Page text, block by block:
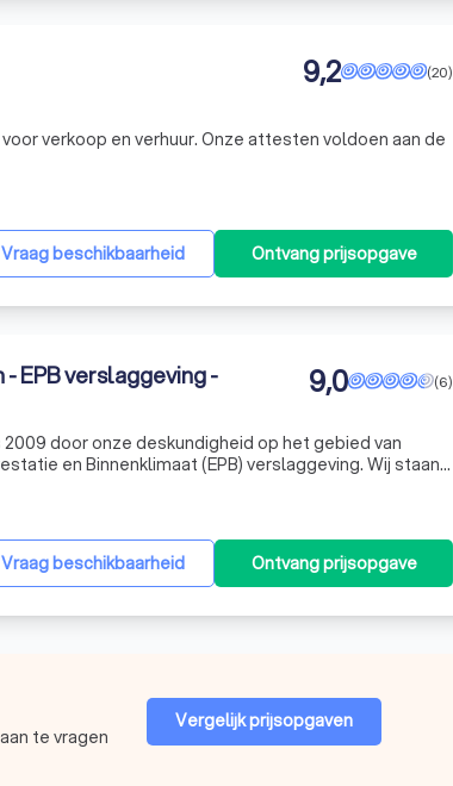
(20)
9,2
verkoop en verhuur. Onze attesten voldoen aan de
Vraag beschikbaarheid Ontvang prijsopgave
EPB verslaggeving -
(6)
9,0
door onze deskundigheid op het gebied van
en Binnenklimaat (EPB) verslaggeving. Wij staan
Vraag beschikbaarheid Ontvang prijsopgave
te vragen
Vergelijk prijsopgaven